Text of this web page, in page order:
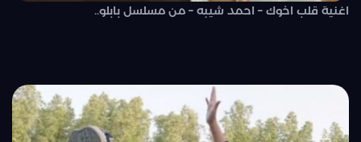
اغنية قلب اخوك – احمد شيبه – من مسلسل بابلو..